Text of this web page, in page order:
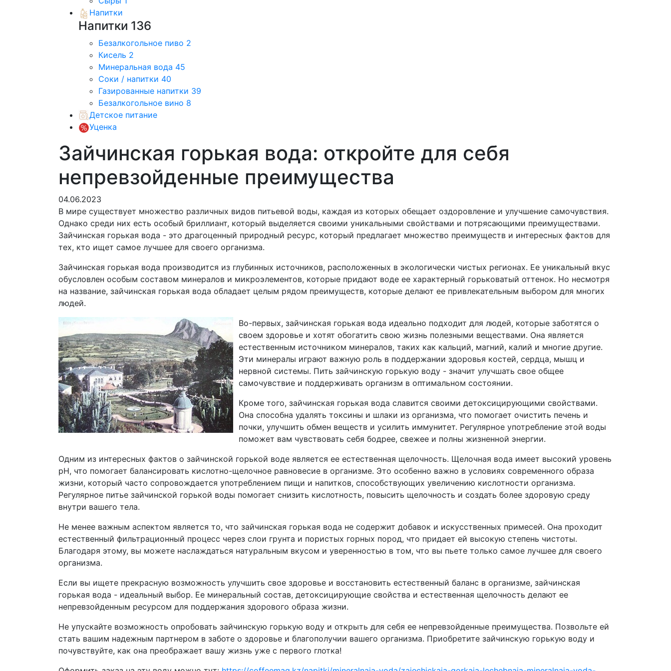
Напитки
Напитки 136
Безалкогольное пиво 2
Кисель 2
Минеральная вода 45
Соки / напитки 40
Газированные напитки 39
Безалкогольное вино 8
Детское питание
Уценка
Зайчинская горькая вода: откройте для себя
непревзойденные преимущества
04.06.2023
В мире существует множество различных видов питьевой воды, каждая из которых обещает оздоровление и улучшение самочувствия.
Однако среди них есть особый бриллиант, который выделяется своими уникальными свойствами и потрясающими преимуществами.
Зайчинская горькая вода - это драгоценный природный ресурс, который предлагает множество преимуществ и интересных фактов для
тех, кто ищет самое лучшее для своего организма.
Зайчинская горькая вода производится из глубинных источников, расположенных в экологически чистых регионах. Ее уникальный вкус
обусловлен особым составом минералов и микроэлементов, которые придают воде ее характерный горьковатый оттенок. Но несмотря
на название, зайчинская горькая вода обладает целым рядом преимуществ, которые делают ее привлекательным выбором для многих
людей.
Во-первых, зайчинская горькая вода идеально подходит для людей, которые заботятся о
своем здоровье и хотят обогатить свою жизнь полезными веществами. Она является
естественным источником минералов, таких как кальций, магний, калий и многие другие.
Эти минералы играют важную роль в поддержании здоровья костей, сердца, мышц и
нервной системы. Пить зайчинскую горькую воду - значит улучшать свое общее
самочувствие и поддерживать организм в оптимальном состоянии.
Кроме того, зайчинская горькая вода славится своими детоксицирующими свойствами.
Она способна удалять токсины и шлаки из организма, что помогает очистить печень и
почки, улучшить обмен веществ и усилить иммунитет. Регулярное употребление этой воды
поможет вам чувствовать себя бодрее, свежее и полны жизненной энергии.
Одним из интересных фактов о зайчинской горькой воде является ее естественная щелочность. Щелочная вода имеет высокий уровень
pH, что помогает балансировать кислотно-щелочное равновесие в организме. Это особенно важно в условиях современного образа
жизни, который часто сопровождается употреблением пищи и напитков, способствующих увеличению кислотности организма.
Регулярное питье зайчинской горькой воды помогает снизить кислотность, повысить щелочность и создать более здоровую среду
внутри вашего тела.
Не менее важным аспектом является то, что зайчинская горькая вода не содержит добавок и искусственных примесей. Она проходит
естественный фильтрационный процесс через слои грунта и пористых горных пород, что придает ей высокую степень чистоты.
Благодаря этому, вы можете наслаждаться натуральным вкусом и уверенностью в том, что вы пьете только самое лучшее для своего
организма.
Если вы ищете прекрасную возможность улучшить свое здоровье и восстановить естественный баланс в организме, зайчинская
горькая вода - идеальный выбор. Ее минеральный состав, детоксицирующие свойства и естественная щелочность делают ее
непревзойденным ресурсом для поддержания здорового образа жизни.
Не упускайте возможность опробовать зайчинскую горькую воду и открыть для себя ее непревзойденные преимущества. Позвольте ей
стать вашим надежным партнером в заботе о здоровье и благополучии вашего организма. Приобретите зайчинскую горькую воду и
почувствуйте, как она преображает вашу жизнь уже с первого глотка!